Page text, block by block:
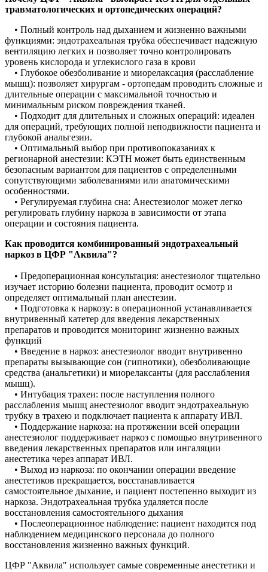
травматологических и ортопедических операций?
• Полный контроль над дыханием и жизненно важными
функциями: эндотрахеальная трубка обеспечивает надежную
вентиляцию легких и позволяет точно контролировать
уровень кислорода и углекислого газа в крови
• Глубокое обезболивание и миорелаксация (расслабление
мышц): позволяет хирургам - ортопедам проводить сложные и
длительные операции с максимальной точностью и
минимальным риском повреждения тканей.
• Подходит для длительных и сложных операций: идеален
для операций, требующих полной неподвижности пациента и
глубокой анальгезии.
• Оптимальный выбор при противопоказаниях к
регионарной анестезии: КЭТН может быть единственным
безопасным вариантом для пациентов с определенными
сопутствующими заболеваниями или анатомическими
особенностями.
• Регулируемая глубина сна: Анестезиолог может легко
регулировать глубину наркоза в зависимости от этапа
операции и состояния пациента.
Как проводится комбинированный эндотрахеальный
наркоз в ЦФР "Аквила"?
• Предоперационная консультация: анестезиолог тщательно
изучает историю болезни пациента, проводит осмотр и
определяет оптимальный план анестезии.
• Подготовка к наркозу: в операционной устанавливается
внутривенный катетер для введения лекарственных
препаратов и проводится мониторинг жизненно важных
функций
• Введение в наркоз: анестезиолог вводит внутривенно
препараты вызывающие сон (гипнотики), обезболивающие
средства (анальгетики) и миорелаксанты (для расслабления
мышц).
• Интубация трахеи: после наступления полного
расслабления мышц анестезиолог вводит эндотрахеальную
трубку в трахею и подключает пациента к аппарату ИВЛ.
• Поддержание наркоза: на протяжении всей операции
анестезиолог поддерживает наркоз с помощью внутривенного
введения лекарственных препаратов или ингаляции
анестетика через аппарат ИВЛ.
• Выход из наркоза: по окончании операции введение
анестетиков прекращается, восстанавливается
самостоятельное дыхание, и пациент постепенно выходит из
наркоза. Эндотрахеальная трубка удаляется после
восстановления самостоятельного дыхания
• Послеоперационное наблюдение: пациент находится под
наблюдением медицинского персонала до полного
восстановления жизненно важных функций.
ЦФР "Аквила" использует самые современные анестетики и